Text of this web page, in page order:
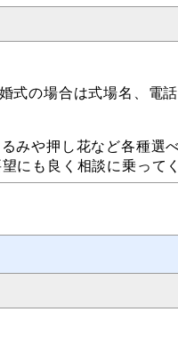
の場合は式場名、電話
みや押し花など各種選べ
にも良く相談に乗って